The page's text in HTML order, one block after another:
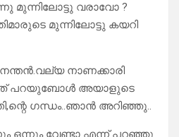
മുന്നിലോട്ടു വരാവോ ?
മുന്നിലോട്ടു കയറി
നാണക്കാരി
പറയുബോൾ അയാളുടെ
ഗന്ധം..ഞാൻ അറിഞ്ഞു..